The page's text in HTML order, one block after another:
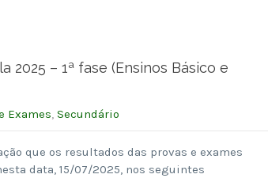
2025 – 1ª fase (Ensinos Básico e
Exames, Secundário
que os resultados das provas e exames
data, 15/07/2025, nos seguintes